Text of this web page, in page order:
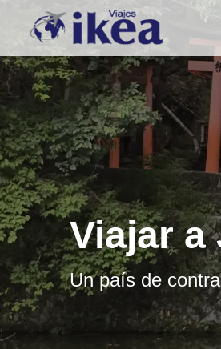
Viajar a
Un país de